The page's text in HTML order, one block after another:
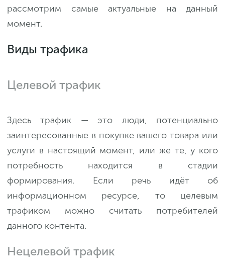
рассмотрим самые актуальные на данный
момент.
Виды трафика
Целевой трафик
Здесь трафик — это люди, потенциально
заинтересованные в покупке вашего товара или
услуги в настоящий момент, или же те, у кого
потребность находится в стадии
формирования. Если речь идёт об
информационном ресурсе, то целевым
трафиком можно считать потребителей
данного контента.
Нецелевой трафик